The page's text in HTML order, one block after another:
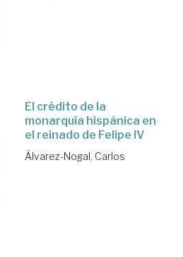
El crédito de la
monarquía hispánica en
el reinado de Felipe IV
Álvarez-Nogal, Carlos